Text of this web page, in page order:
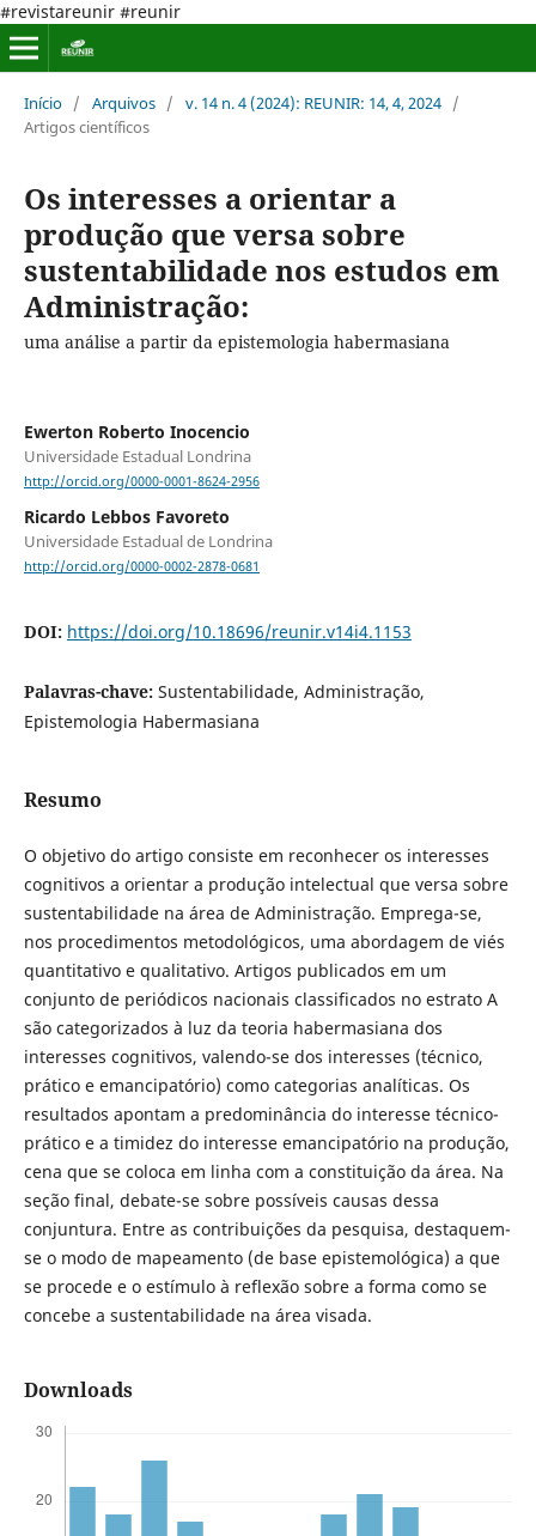
#revistareunir #reunir
Início / Arquivos / v. 14 n. 4 (2024): REUNIR: 14, 4, 2024 /
Artigos científicos
Os interesses a orientar a
produção que versa sobre
sustentabilidade nos estudos em
Administração:
uma análise a partir da epistemologia habermasiana
Ewerton Roberto Inocencio
Universidade Estadual Londrina
http://orcid.org/0000-0001-8624-2956
Ricardo Lebbos Favoreto
Universidade Estadual de Londrina
http://orcid.org/0000-0002-2878-0681
DOI: https://doi.org/10.18696/reunir.v14i4.1153
Palavras-chave: Sustentabilidade, Administração,
Epistemologia Habermasiana
Resumo
O objetivo do artigo consiste em reconhecer os interesses
cognitivos a orientar a produção intelectual que versa sobre
sustentabilidade na área de Administração. Emprega-se,
nos procedimentos metodológicos, uma abordagem de viés
quantitativo e qualitativo. Artigos publicados em um
conjunto de periódicos nacionais classificados no estrato A
são categorizados à luz da teoria habermasiana dos
interesses cognitivos, valendo-se dos interesses (técnico,
prático e emancipatório) como categorias analíticas. Os
resultados apontam a predominância do interesse técnico-
prático e a timidez do interesse emancipatório na produção,
cena que se coloca em linha com a constituição da área. Na
seção final, debate-se sobre possíveis causas dessa
conjuntura. Entre as contribuições da pesquisa, destaquem-
se o modo de mapeamento (de base epistemológica) a que
se procede e o estímulo à reflexão sobre a forma como se
concebe a sustentabilidade na área visada.
Downloads